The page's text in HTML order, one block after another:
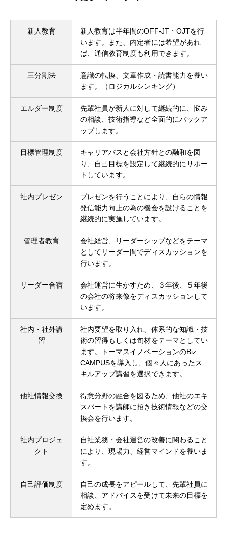
新人教育
新人教育は半年間のOFF-JT・OJTを行
います。また、内定者には希望があれ
ば、通信教育制度も利用できます。
三分割法
意識の転換、文章作成・読書能力を養い
ます。（ロジカルシンキング）
エルダー制度
先輩社員が新人に対して継続的に、悩み
の相談、技術指導など全面的にバックア
ップします。
目標管理制度
キャリアパスと会社方針との融和を図
り、自己目標を設定して継続的にサポー
トしています。
社内プレゼン
プレゼンを行うことにより、自らの情報
発信能力向上の為の機会を設けることを
継続的に実施しています。
管理者教育
会社経営、リーダーシップなどをテーマ
としてリーダー間でディスカッションを
行います。
リーダー合宿
会社運営に生かすため、３年後、５年後
の会社の将来像をディスカッションして
います。
社内・社外講
習
社内要望を取り入れ、体系的な知識・技
術の習得もしくは旬材をテーマとしてい
ます。トーマスイノベーションのBiz
CAMPUSを導入し、個々人にあったス
キルアップ講習を選択できます。
他社情報交換
得意分野の融合を図るため、他社のエキ
スパートを講師に招き技術情報などの交
換会を行います。
社内プロジェ
クト
自社業務・会社運営の改善に関わること
により、現場力、経営マインドを養いま
す。
自己評価制度
自己の成長をアピールして、先輩社員に
相談、アドバイスを受けて未来の目標を
定めます。